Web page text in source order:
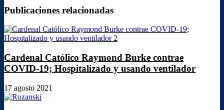
Lleva
Historias
a
la
Pantalla
Grande
contra
Jets
con
contundente
5-
en
casa
Publicaciones relacionadas
Cardenal Católico Raymond Burke contrae
COVID-19; Hospitalizado y usando ventilador
17 agosto 2021